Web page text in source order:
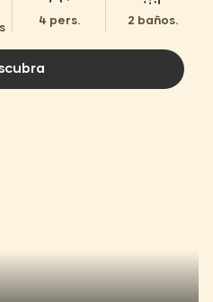
4 pers. 2 baños.